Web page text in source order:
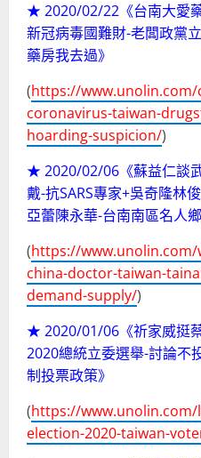
★ 2020/02/22《台南大愛
新冠病毒國難財-老闆政黨
藥房我去過》
(https://www.unolin.com/
coronavirus-taiwan-
hoarding-suspicion/)
★ 2020/02/06《蘇益仁談
戴-抗SARS專家+吳奇隆林
亞蕾陳永華-台南南區名人
(https://
china-doctor-taiwan-
demand-supply/)
★ 2020/01/06《祈家威挺
2020總統立委選舉-討論不
制投票政策》
(https://
election-2020-taiwan-